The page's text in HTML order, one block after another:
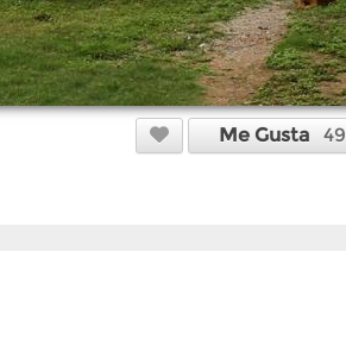
Me Gusta 49